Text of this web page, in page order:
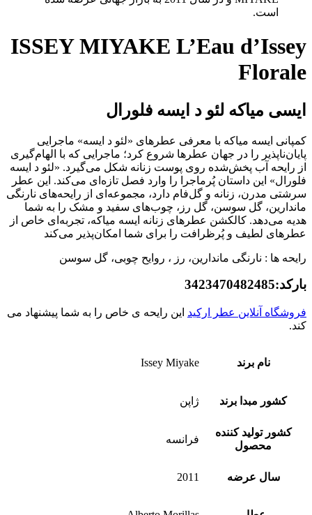
است.
ISSEY MIYAKE L’Eau d’Issey
Florale
ایسی میاکه لئو د ایسه فلورال
کمپانی ایسه میاکه با معرفی عطرهای «لئو د ایسه» ماجرایی
پایان‌ناپذیر را در جهان عطرها شروع کرد؛ ماجرایی که با الهام‌گیری
از رایحه آب پخش‌شده روی پوست زنانه شکل می‌گیرد. «لئو د ایسه
فلورال» این داستان پُرماجرا را وارد فصل تازه‌ای می‌کند. این عطر
سرشتی مدرن، زنانه و گل‌فام دارد، مجموعه‌ای از رایحه‌های نارنگی
ماندارین، گل سوسن، گل رز، چوب‌های سفید و مشک را به شما
هدیه می‌دهد. کالکشن عطرهای زنانه ایسه میاکه، تجربه‌ای خاص از
عطرهای لطیف و پُرظرافت را برای شما امکان‌پذیر می‌کند
رایحه ها : نارنگی ماندارین، رز ، روایح چوبی، گل سوسن
بارکد:3423470482485
فروشگاه آنلاین عطر ارکید این رایحه ی خاص را به شما پیشنهاد می
کند.
نام برند Issey Miyake
کشور مبدا برند ژاپن
کشور تولید کننده
محصول
فرانسه
سال عرضه 2011